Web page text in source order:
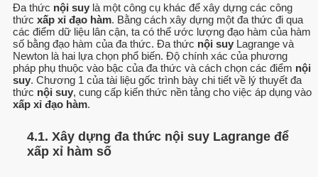
Đa thức nội suy là một công cụ khác để xây dựng các công
thức xấp xỉ đạo hàm. Bằng cách xây dựng một đa thức đi qua
các điểm dữ liệu lân cận, ta có thể ước lượng đạo hàm của hàm
số bằng đạo hàm của đa thức. Đa thức nội suy Lagrange và
Newton là hai lựa chọn phổ biến. Độ chính xác của phương
pháp phụ thuộc vào bậc của đa thức và cách chọn các điểm nội
suy. Chương 1 của tài liệu gốc trình bày chi tiết về lý thuyết đa
thức nội suy, cung cấp kiến thức nền tảng cho việc áp dụng vào
xấp xỉ đạo hàm.
4.1. Xây dựng đa thức nội suy Lagrange để
xấp xỉ hàm số